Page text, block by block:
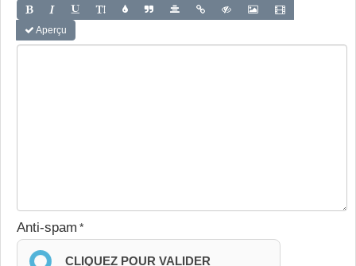
Aperçu
Anti-spam
CLIQUEZ POUR VALIDER